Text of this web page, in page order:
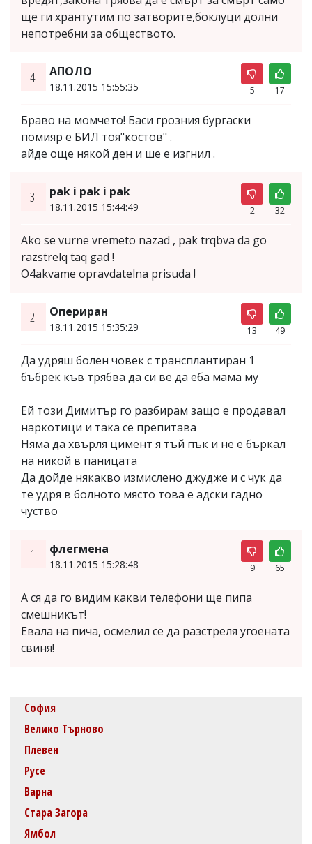
ще ги хрантутим по затворите,боклуци долни
непотребни за обществото.
4. АПОЛО
18.11.2015 15:55:35 5 17
Браво на момчето! Баси грозния бургаски
помияр е БИЛ тоя"костов" .
айде още някой ден и ше е изгнил .
3. pak i pak i pak
18.11.2015 15:44:49 2 32
Ako se vurne vremeto nazad , pak trqbva da go
razstrelq taq gad !
O4akvame opravdatelna prisuda !
2. Опериран
18.11.2015 15:35:29 13 49
Да удряш болен човек с трансплантиран 1
бъбрек къв трябва да си ве да еба мама му
Ей този Димитър го разбирам защо е продавал
наркотици и така се препитава
Няма да хвърля цимент я тъй пък и не е бъркал
на никой в паницата
Да дойде някакво измислено джудже и с чук да
те удря в болното място това е адски гадно
чуство
1. флегмена
18.11.2015 15:28:48 9 65
А ся да го видим какви телефони ще пипа
смешникът!
Евала на пича, осмелил се да разстреля угоената
свиня!
София
Велико Търново
Плевен
Русе
Варна
Стара Загора
Ямбол